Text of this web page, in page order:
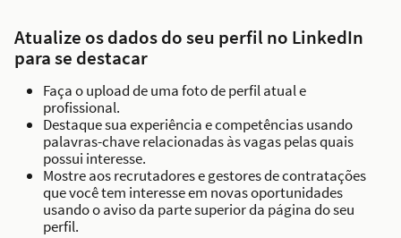
Atualize os dados do seu perfil no LinkedIn
para se destacar
Faça o upload de uma foto de perfil atual e
profissional.
Destaque sua experiência e competências usando
palavras-chave relacionadas às vagas pelas quais
possui interesse.
Mostre aos recrutadores e gestores de contratações
que você tem interesse em novas oportunidades
usando o aviso da parte superior da página do seu
perfil.